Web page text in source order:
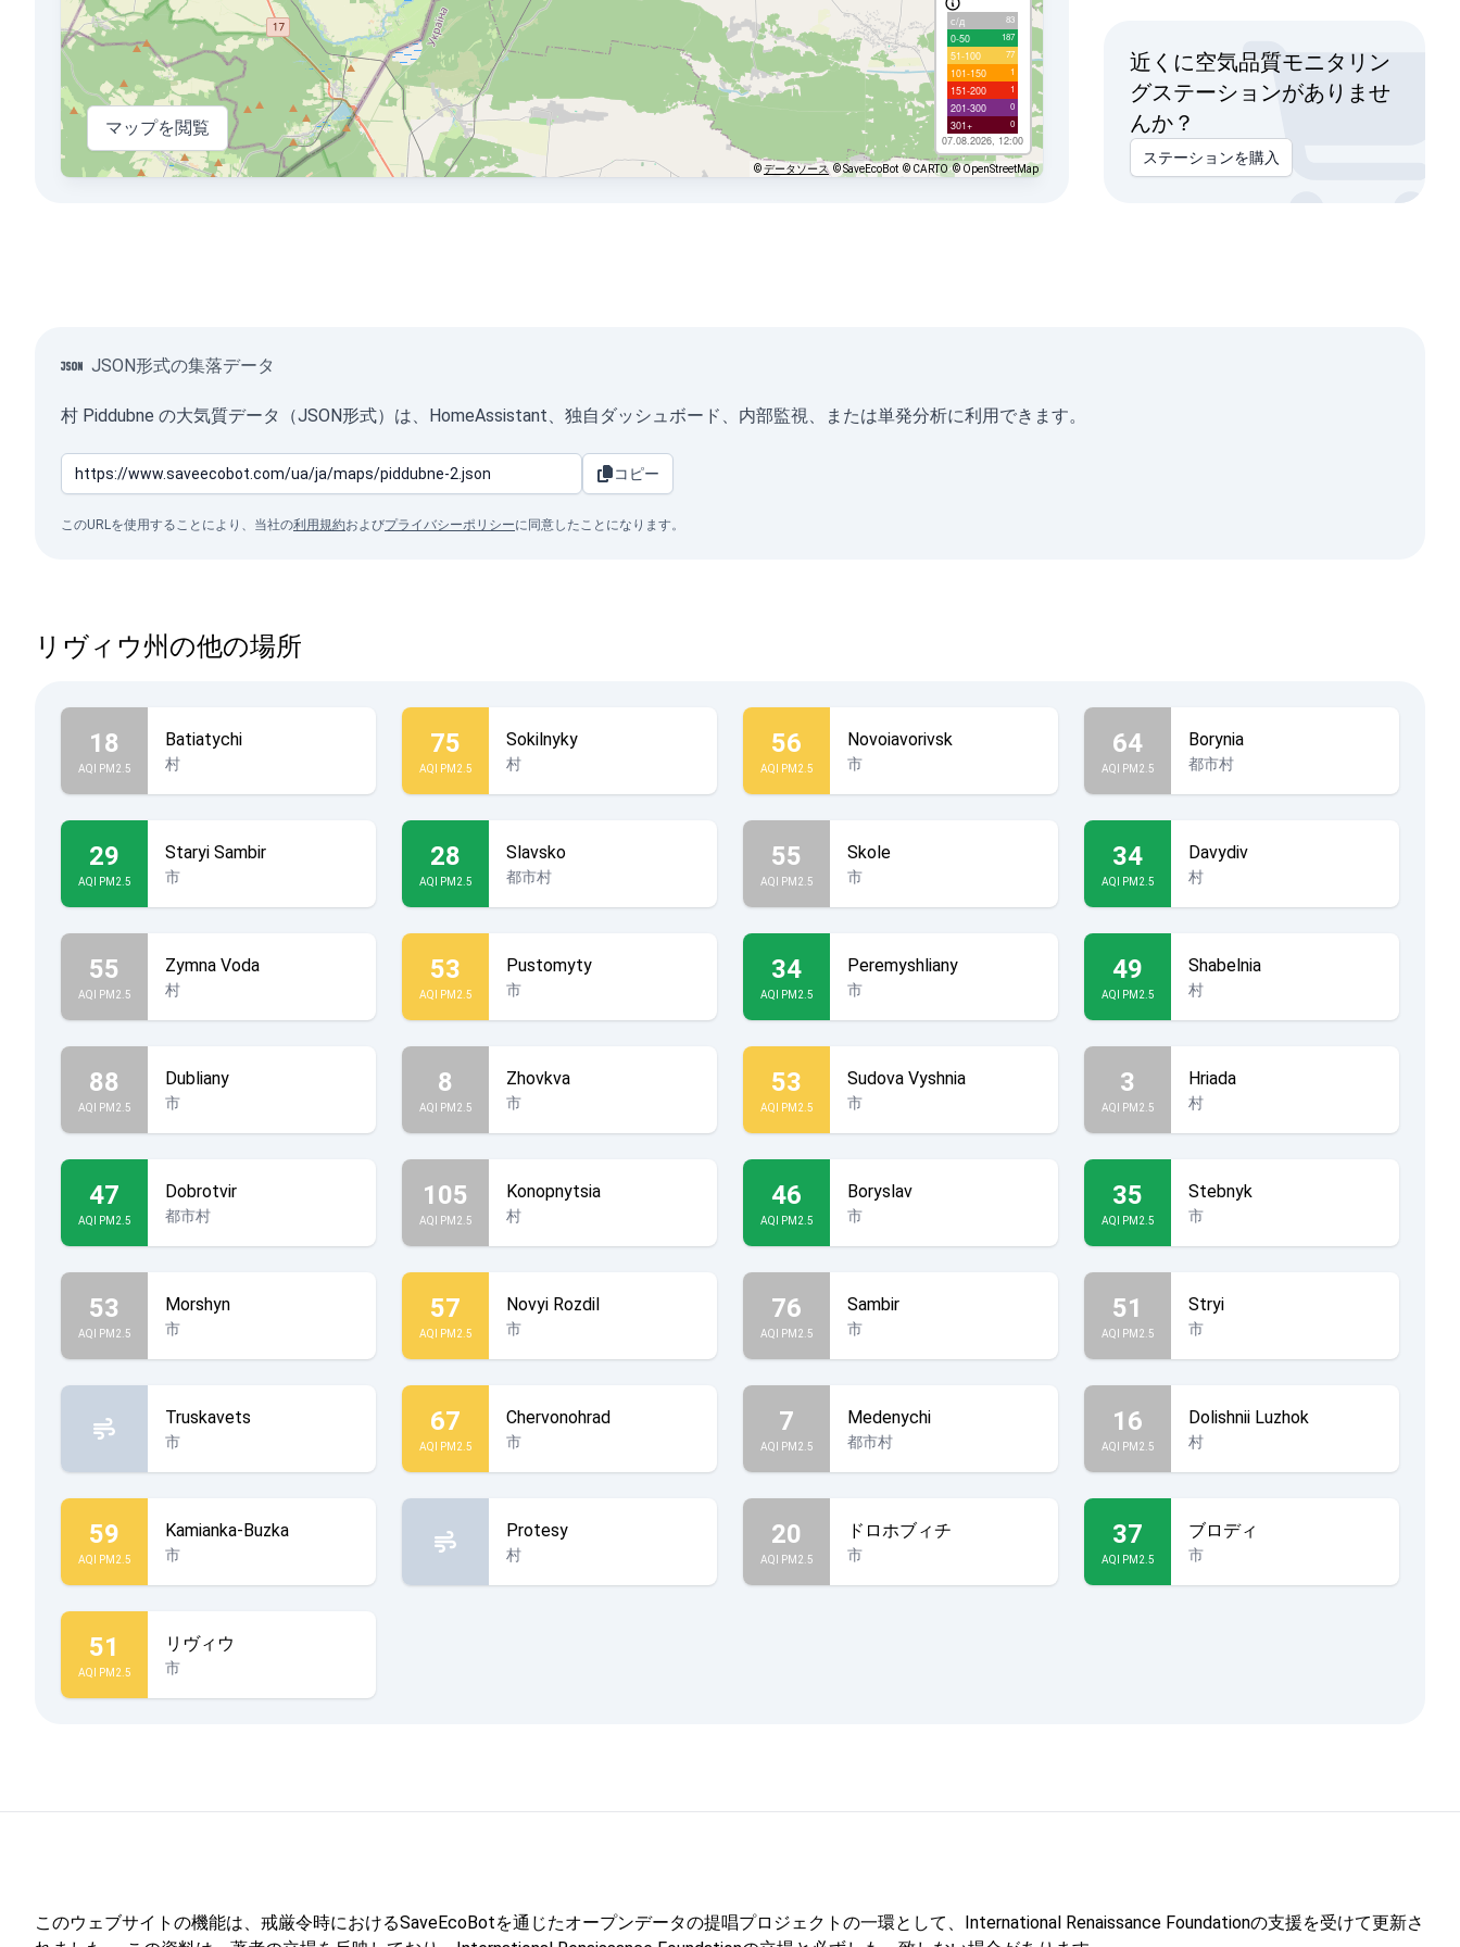
с/д 83
0-50 187
51-100 77
101-150 1
151-200 1
201-300 0
301+ 0
07.08.2026, 12:00
マップを閲覧
©データソース © SaveEcoBot © CARTO © OpenStreetMap
近くに空気品質モニタリン
グステーションがありませ
んか？
ステーションを購入
JSON形式の集落データ
村 Piddubne の大気質データ（JSON形式）は、HomeAssistant、独自ダッシュボード、内部監視、または単発分析に利用できます。
コピー
このURLを使用することにより、当社の利用規約およびプライバシーポリシーに同意したことになります。
リヴィウ州の他の場所
18
AQI PM2.5
Batiatychi
村
75
AQI PM2.5
Sokilnyky
村
56
AQI PM2.5
Novoiavorivsk
市
64
AQI PM2.5
Borynia
都市村
29
AQI PM2.5
Staryi Sambir
市
28
AQI PM2.5
Slavsko
都市村
55
AQI PM2.5
Skole
市
34
AQI PM2.5
Davydiv
村
55
AQI PM2.5
Zymna Voda
村
53
AQI PM2.5
Pustomyty
市
34
AQI PM2.5
Peremyshliany
市
49
AQI PM2.5
Shabelnia
村
88
AQI PM2.5
Dubliany
市
8
AQI PM2.5
Zhovkva
市
53
AQI PM2.5
Sudova Vyshnia
市
3
AQI PM2.5
Hriada
村
47
AQI PM2.5
Dobrotvir
都市村
105
AQI PM2.5
Konopnytsia
村
46
AQI PM2.5
Boryslav
市
35
AQI PM2.5
Stebnyk
市
53
AQI PM2.5
Morshyn
市
57
AQI PM2.5
Novyi Rozdil
市
76
AQI PM2.5
Sambir
市
51
AQI PM2.5
Stryi
市
Truskavets
市
67
AQI PM2.5
Chervonohrad
市
7
AQI PM2.5
Medenychi
都市村
16
AQI PM2.5
Dolishnii Luzhok
村
59
AQI PM2.5
Kamianka-Buzka
市
Protesy
村
20
AQI PM2.5
ドロホブィチ
市
37
AQI PM2.5
ブロディ
市
51
AQI PM2.5
リヴィウ
市
このウェブサイトの機能は、戒厳令時におけるSaveEcoBotを通じたオープンデータの提唱プロジェクトの一環として、International Renaissance Foundationの支援を受けて更新さ